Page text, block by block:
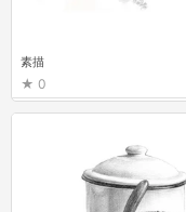
素描
0